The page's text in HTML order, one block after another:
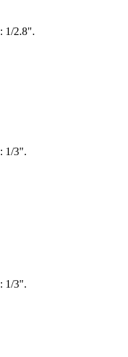
: 1/2.8".
: 1/3".
: 1/3".